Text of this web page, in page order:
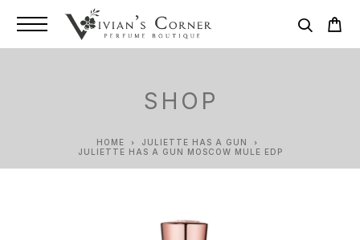
SHOP
HOME
JULIETTE HAS A GUN
JULIETTE HAS A GUN MOSCOW MULE EDP